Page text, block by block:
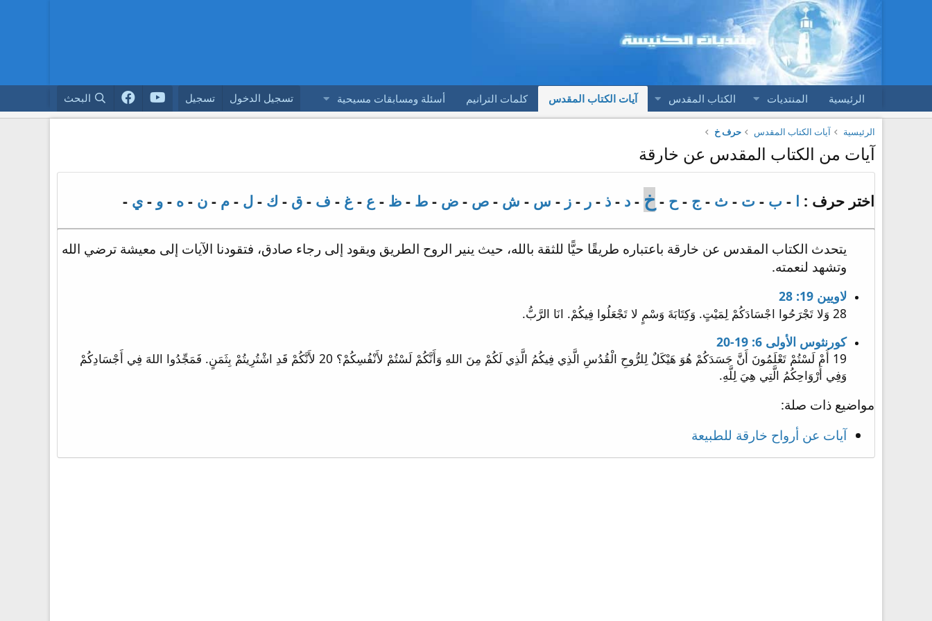
الرئيسية المنتديات الكتاب المقدس آيات الكتاب المقدس كلمات الترانيم أسئلة ومسابقات مسيحية تسجيل الدخول تسجيل البحث
الرئيسية آيات الكتاب المقدس حرف خ
آيات من الكتاب المقدس عن خارقة
اختر حرف : ا - ب - ت - ث - ج - ح - خ - د - ذ - ر - ز - س - ش - ص - ض - ط - ظ - ع - غ - ف - ق - ك - ل - م - ن - ه - و - ي -
يتحدث الكتاب المقدس عن خارقة باعتباره طريقًا حيًّا للثقة بالله، حيث ينير الروح الطريق ويقود إلى رجاء صادق، فتقودنا الآيات إلى معيشة ترضي الله
وتشهد لنعمته.
لاويين 19: 28
28 وَلا تَجْرَحُوا اجْسَادَكُمْ لِمَيْتٍ. وَكِتَابَةَ وَسْمٍ لا تَجْعَلُوا فِيكُمْ. انَا الرَّبُّ.
كورنثوس الأولى 6: 19-20
19 أَمْ لَسْتُمْ تَعْلَمُونَ أَنَّ جَسَدَكُمْ هُوَ هَيْكَلٌ لِلرُّوحِ الْقُدُسِ الَّذِي فِيكُمُ الَّذِي لَكُمْ مِنَ اللهِ وَأَنَّكُمْ لَسْتُمْ لأَنْفُسِكُمْ؟ 20 لأَنَّكُمْ قَدِ اشْتُرِيتُمْ بِثَمَنٍ. فَمَجِّدُوا اللهَ فِي أَجْسَادِكُمْ
وَفِي أَرْوَاحِكُمُ الَّتِي هِيَ لِلَّهِ.
مواضيع ذات صلة:
آيات عن أرواح خارقة للطبيعة